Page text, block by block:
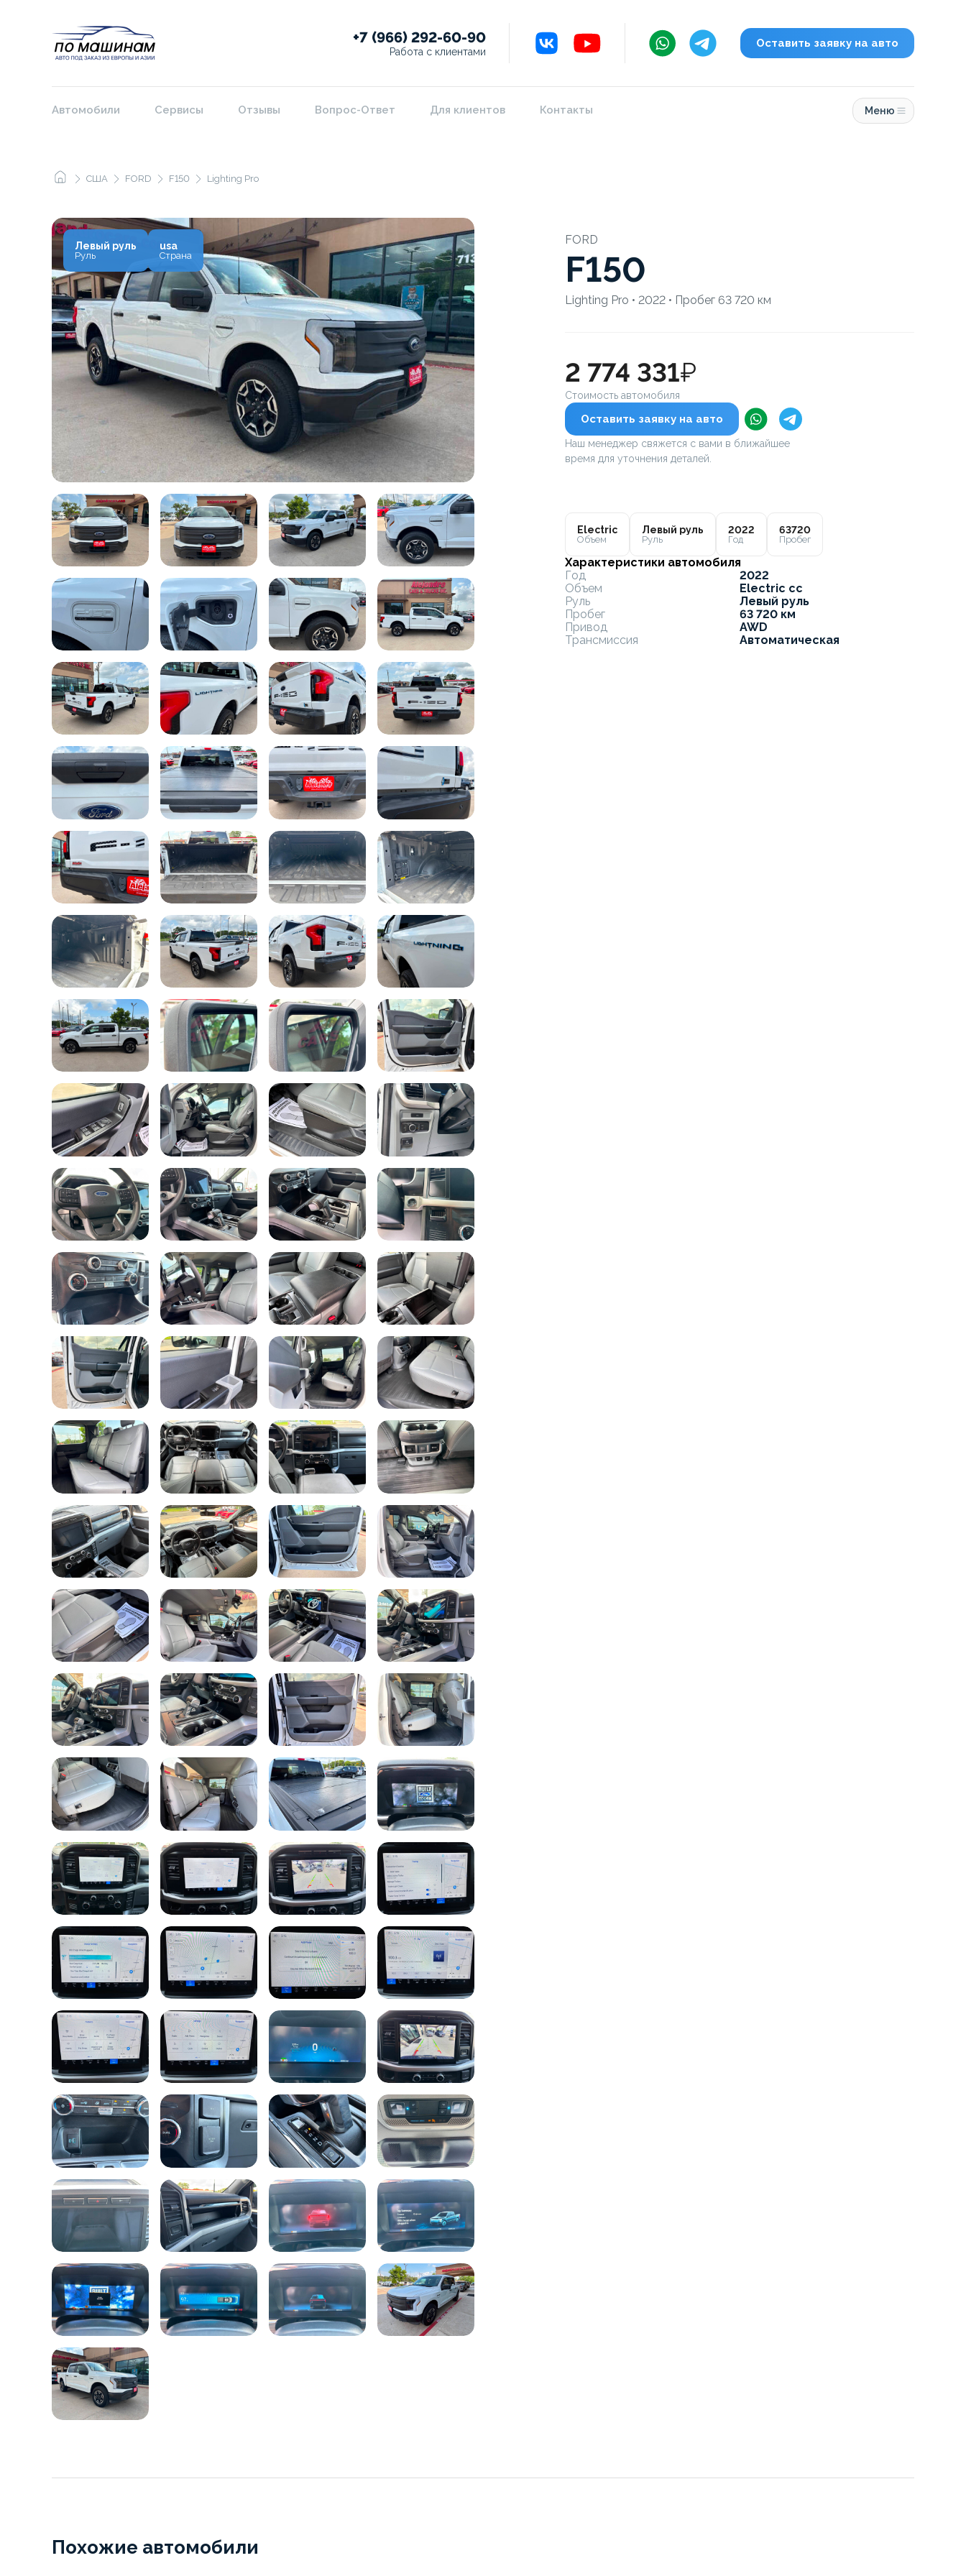
+7 (966) 292-60-90
Работа с клиентами
Оставить заявку на авто
Автомобили Сервисы Отзывы Вопрос-Ответ Для клиентов Контакты Меню
США FORD F150 Lighting Pro
FORD
F150
Lighting Pro • 2022 • Пробег 63 720 км
Левый руль
Руль
usa
Страна
2 774 331₽
Стоимость автомобиля
Оставить заявку на авто
Наш менеджер свяжется с вами в ближайшее
время для уточнения деталей.
Electric
Объем
Левый руль
Руль
2022
Год
63720
Пробег
Характеристики автомобиля
Год
2022
Объем
Electric cc
Руль
Левый руль
Пробег
63 720 км
Привод
AWD
Трансмиссия
Автоматическая
Похожие автомобили